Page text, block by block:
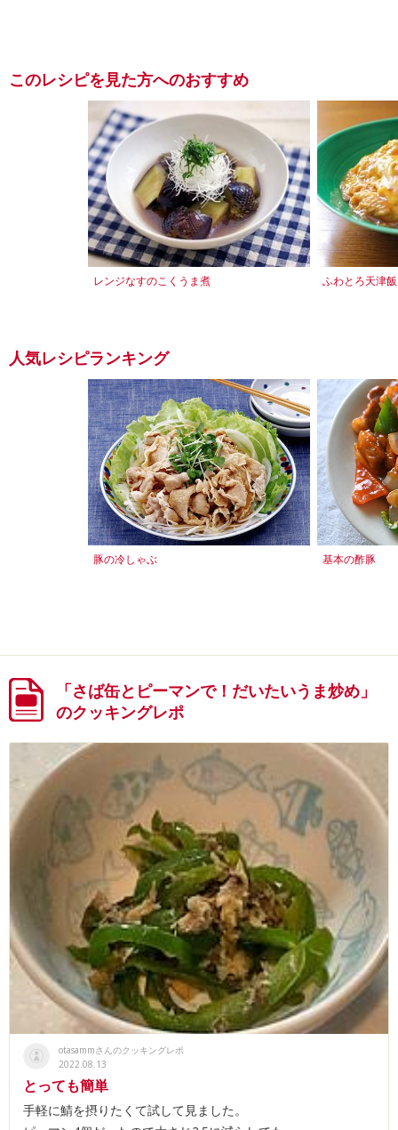
このレシピを見た方へのおすすめ
レンジなすのこくうま煮 ふわとろ天津飯
人気レシピランキング
豚の冷しゃぶ 基本の酢豚
「さば缶とピーマンで！だいたいうま炒め」
のクッキングレポ
otasammさんのクッキングレポ
2022.08.13
とっても簡単
手軽に鯖を摂りたくて試して見ました。